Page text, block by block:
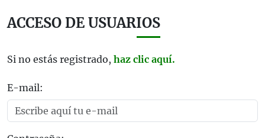
ACCESO DE USUARIOS
Si no estás registrado, haz clic aquí.
E-mail: